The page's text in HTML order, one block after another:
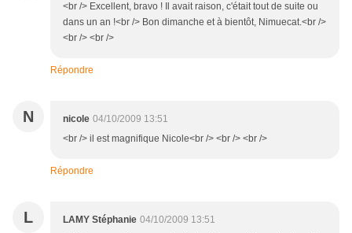
<br /> Excellent, bravo ! Il avait raison, c'était tout de suite ou
dans un an !<br /> Bon dimanche et à bientôt, Nimuecat.<br />
<br /> <br />
Répondre
N nicole 04/10/2009 13:51
<br /> il est magnifique Nicole<br /> <br /> <br />
Répondre
L LAMY Stéphanie 04/10/2009 13:51